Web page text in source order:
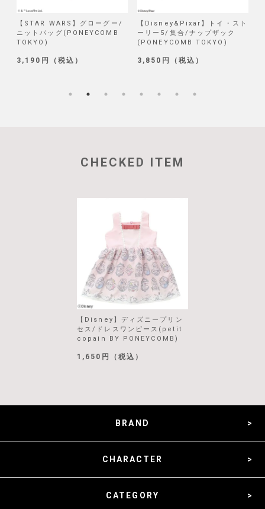
【STAR WARS】グローグー/
ニットバッグ(PONEYCOMB
TOKYO)
3,190円（税込）
【Disney&Pixar】トイ・スト
ーリー5/集合/ナップザック
(PONEYCOMB TOKYO)
3,850円（税込）
CHECKED ITEM
【Disney】ディズニープリン
セス/ドレスワンピース(petit
copain BY PONEYCOMB)
1,650円（税込）
BRAND
CHARACTER
CATEGORY